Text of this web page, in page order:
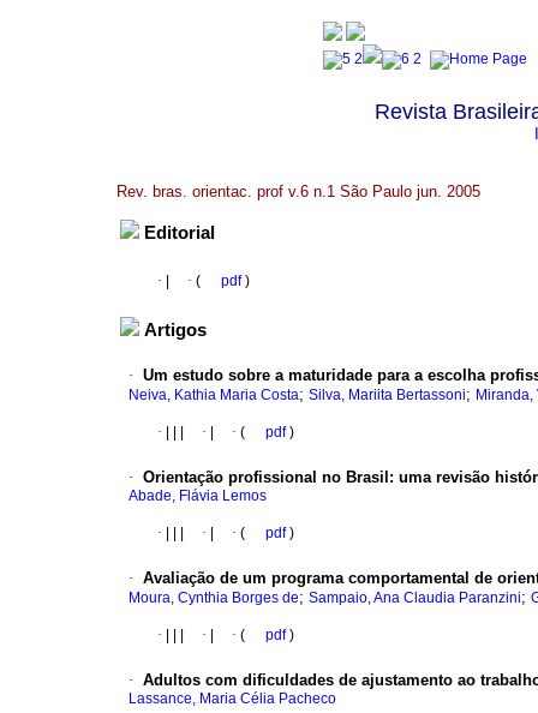
Revista
Rev. bras. orientac. prof v.6 n.1 São Paulo jun. 2005
Editorial
· · ( pdf)
Artigos
· Um estudo sobre a maturidade para a escolha
Neiva, Kathia Maria Costa; Silva, Mariita Bertassoni; Miranda,
· · · ( pdf)
· Orientação profissional no Brasil : uma revisão
Abade, Flávia Lemos
· · · ( pdf)
· Avaliação de um programa comportamental de
Moura, Cynthia Borges de; Sampaio, Ana Claudia Paranzini;
· · · ( pdf)
· Adultos com dificuldades de ajustamento ao
Lassance, Maria Célia Pacheco